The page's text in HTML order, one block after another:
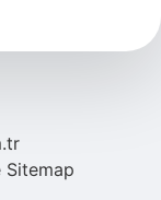
Sitemap